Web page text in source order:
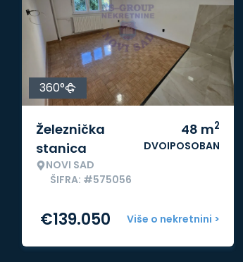
360°
Železnička
stanica
NOVI SAD
ŠIFRA: #575056
48 m2
DVOIPOSOBAN
Više o nekretnini >
€139.050